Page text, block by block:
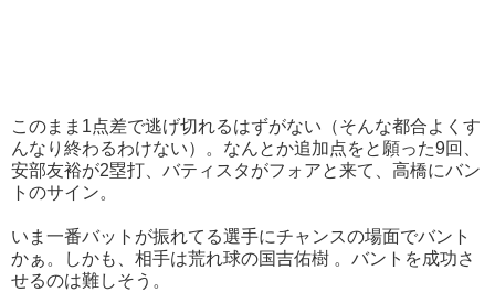
このまま1点差で逃げ切れるはずがない（そんな都合よくす
んなり終わるわけない）。なんとか追加点をと願った9回、
安部友裕が2塁打、バティスタがフォアと来て、高橋にバン
トのサイン。
いま一番バットが振れてる選手にチャンスの場面でバント
かぁ。しかも、相手は荒れ球の国吉佑樹 。バントを成功さ
せるのは難しそう。